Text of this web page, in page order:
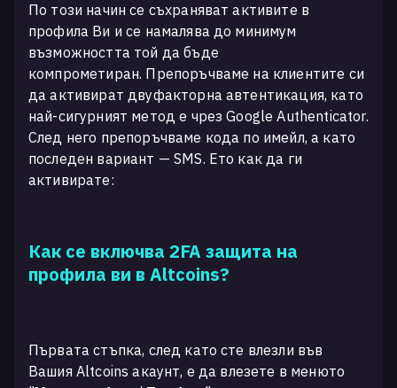
По този начин се съхраняват активите в
профила Ви и се намалява до минимум
възможността той да бъде
компрометиран. Препоръчваме на клиентите си
да активират двуфакторна автентикация, като
най-сигурният метод е чрез Google Authenticator.
След него препоръчваме кода по имейл, а като
последен вариант — SMS. Ето как да ги
активирате:
Как се включва 2FA защита на
профила ви в Altcoins?
Първата стъпка, след като сте влезли във
Вашия Altcoins акаунт, е да влезете в менюто